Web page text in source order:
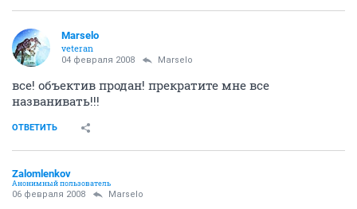
Marselo
veteran
04 февраля 2008 Marselo
все! объектив продан! прекратите мне все
названивать!!!
ОТВЕТИТЬ
Zalomlenkov
Анонимный пользователь
06 февраля 2008 Marselo